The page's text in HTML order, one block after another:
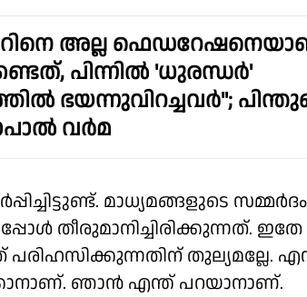
അല്ല
പിന്നിൽ 'ധുരന്ധർ'
ഭയന്നുവിറച്ചവർ";
വർമ
മാധ്യമങ്ങളുടെ സമ്മർദം
തീരുമാനിച്ചിരിക്കുന്നത്. ഇതേ
തുല്യമല്ലേ.
ഞാൻ എന്ത് പറയാനാണ്.